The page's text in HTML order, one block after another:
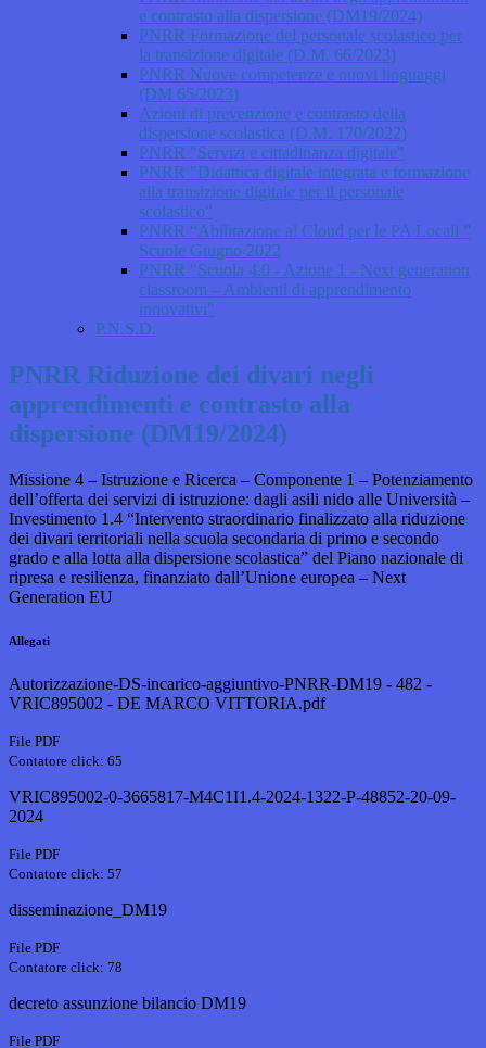
e contrasto alla dispersione (DM19/2024)
PNRR Formazione del personale scolastico per
la transizione digitale (D.M. 66/2023)
PNRR Nuove competenze e nuovi linguaggi
(DM 65/2023)
Azioni di prevenzione e contrasto della
dispersione scolastica (D.M. 170/2022)
PNRR "Servizi e cittadinanza digitale"
PNRR "Didattica digitale integrata e formazione
alla transizione digitale per il personale
scolastico"
PNRR “Abilitazione al Cloud per le PA Locali ”
Scuole Giugno 2022
PNRR "Scuola 4.0 - Azione 1 - Next generation
classroom – Ambienti di apprendimento
innovativi"
P.N.S.D.
PNRR Riduzione dei divari negli
apprendimenti e contrasto alla
dispersione (DM19/2024)
Missione 4 – Istruzione e Ricerca – Componente 1 – Potenziamento
dell’offerta dei servizi di istruzione: dagli asili nido alle Università –
Investimento 1.4 “Intervento straordinario finalizzato alla riduzione
dei divari territoriali nella scuola secondaria di primo e secondo
grado e alla lotta alla dispersione scolastica” del Piano nazionale di
ripresa e resilienza, finanziato dall’Unione europea – Next
Generation EU
Allegati
Autorizzazione-DS-incarico-aggiuntivo-PNRR-DM19 - 482 -
VRIC895002 - DE MARCO VITTORIA.pdf
File PDF
Contatore click: 65
VRIC895002-0-3665817-M4C1I1.4-2024-1322-P-48852-20-09-
2024
File PDF
Contatore click: 57
disseminazione_DM19
File PDF
Contatore click: 78
decreto assunzione bilancio DM19
File PDF